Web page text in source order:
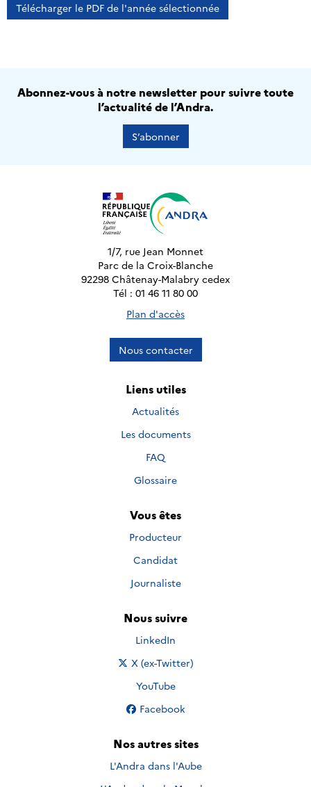
Télécharger le PDF de l'année sélectionnée
Abonnez-vous à notre newsletter pour suivre toute
l’actualité de l’Andra.
S’abonner
1/7, rue Jean Monnet
Parc de la Croix-Blanche
92298 Châtenay-Malabry cedex
Tél : 01 46 11 80 00
Plan d'accès
Nous contacter
Liens utiles
Actualités
Les documents
FAQ
Glossaire
Vous êtes
Producteur
Candidat
Journaliste
Nous suivre
Nous suivre sur
LinkedIn
Nous suivre sur
X (ex-Twitter)
Nous suivre sur
YouTube
Nous suivre sur
Facebook
Nos autres sites
L'Andra dans l'Aube